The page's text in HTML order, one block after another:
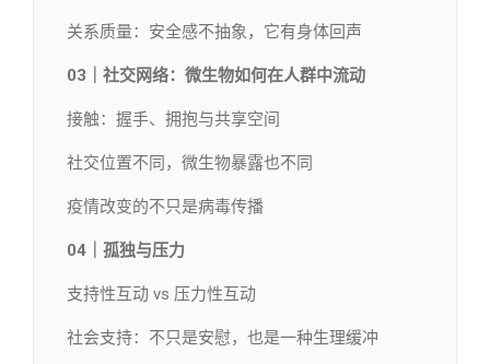
关系质量：安全感不抽象，它有身体回声
03｜社交网络：微生物如何在人群中流动
接触：握手、拥抱与共享空间
社交位置不同，微生物暴露也不同
疫情改变的不只是病毒传播
04｜孤独与压力
支持性互动 vs 压力性互动
社会支持：不只是安慰，也是一种生理缓冲